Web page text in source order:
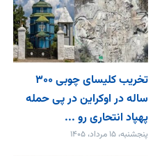
تخریب کلیسای چوبی ۳۰۰
ساله در اوکراین در پی حمله
پهپاد انتحاری رو ...
پنجشنبه، ۱۵ مرداد، ۱۴۰۵